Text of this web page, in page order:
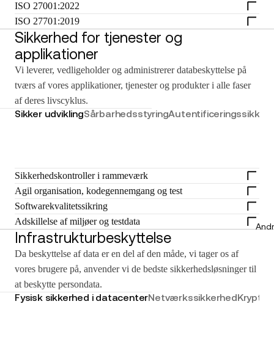
ISO 27001:2022
ISO 27701:2019
Sikkerhed for tjenester og
applikationer
Vi leverer, vedligeholder og administrerer databeskyttelse på
tværs af vores applikationer, tjenester og produkter i alle faser
af deres livscyklus.
Sikker udviklingSårbarhedsstyring
Sikkerhedskontroller i rammeværk
Agil organisation, kodegennemgang og test
Softwarekvalitetssikring
Adskillelse af miljøer og testdata
Infrastrukturbeskyttelse
Da beskyttelse af data er en del af den måde, vi tager os af
vores brugere på, anvender vi de bedste sikkerhedsløsninger til
at beskytte persondata.
Fysisk sikkerhed i datacenterNetværkssikkerhed